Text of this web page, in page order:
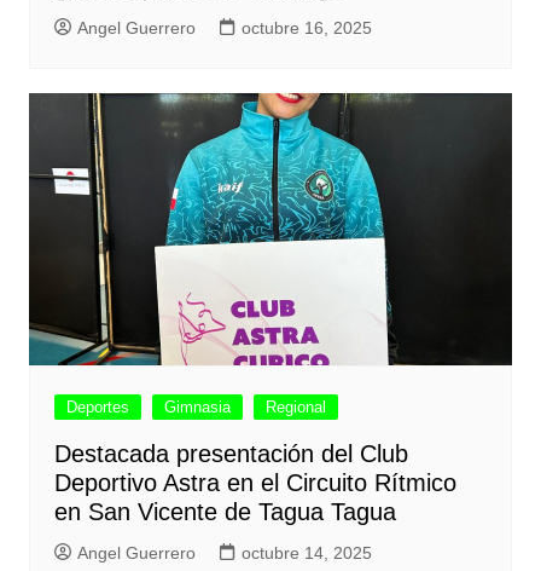
Angel Guerrero octubre 16, 2025
Deportes Gimnasia Regional
Destacada presentación del Club
Deportivo Astra en el Circuito Rítmico
en San Vicente de Tagua Tagua
Angel Guerrero octubre 14, 2025